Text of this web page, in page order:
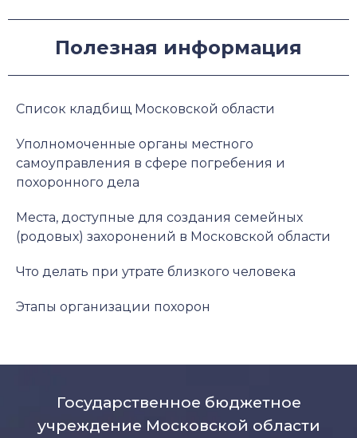
Полезная информация
Список кладбищ Московской области
Уполномоченные органы местного
самоуправления в сфере погребения и
похоронного дела
Места, доступные для создания семейных
(родовых) захоронений в Московской области
Что делать при утрате близкого человека
Этапы организации похорон
Государственное бюджетное
учреждение Московской области